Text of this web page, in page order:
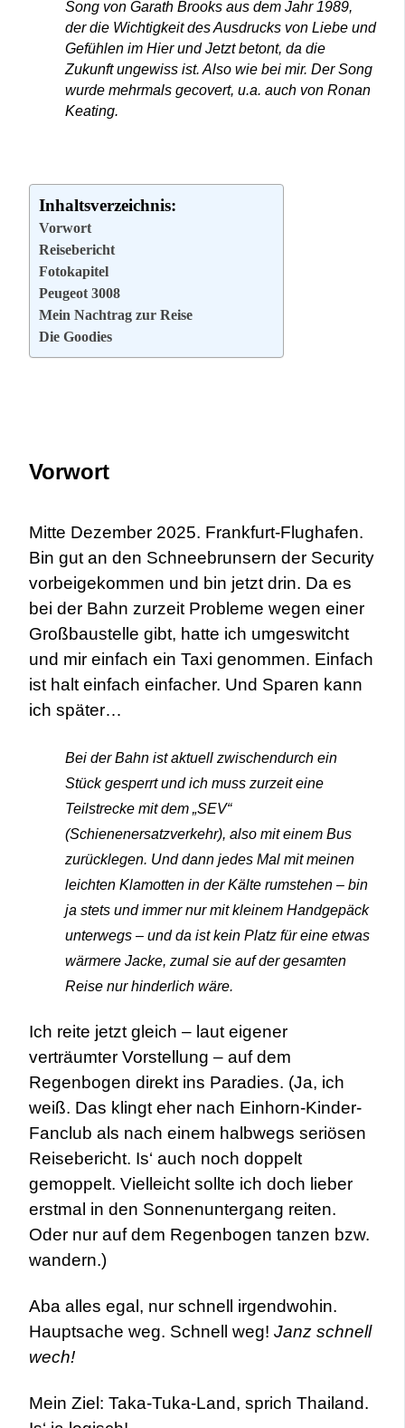
Song von Garath Brooks aus dem Jahr 1989,
der die Wichtigkeit des Ausdrucks von Liebe und
Gefühlen im Hier und Jetzt betont, da die
Zukunft ungewiss ist. Also wie bei mir. Der Song
wurde mehrmals gecovert, u.a. auch von Ronan
Keating.
Inhaltsverzeichnis:
Vorwort
Reisebericht
Fotokapitel
Peugeot 3008
Mein Nachtrag zur Reise
Die Goodies
Vorwort
Mitte Dezember 2025. Frankfurt-Flughafen.
Bin gut an den Schneebrunsern der Security
vorbeigekommen und bin jetzt drin. Da es
bei der Bahn zurzeit Probleme wegen einer
Großbaustelle gibt, hatte ich umgeswitcht
und mir einfach ein Taxi genommen. Einfach
ist halt einfach einfacher. Und Sparen kann
ich später…
Bei der Bahn ist aktuell zwischendurch ein
Stück gesperrt und ich muss zurzeit eine
Teilstrecke mit dem „SEV“
(Schienenersatzverkehr), also mit einem Bus
zurücklegen. Und dann jedes Mal mit meinen
leichten Klamotten in der Kälte rumstehen – bin
ja stets und immer nur mit kleinem Handgepäck
unterwegs – und da ist kein Platz für eine etwas
wärmere Jacke, zumal sie auf der gesamten
Reise nur hinderlich wäre.
Ich reite jetzt gleich – laut eigener
verträumter Vorstellung – auf dem
Regenbogen direkt ins Paradies. (Ja, ich
weiß. Das klingt eher nach Einhorn-Kinder-
Fanclub als nach einem halbwegs seriösen
Reisebericht. Is‘ auch noch doppelt
gemoppelt. Vielleicht sollte ich doch lieber
erstmal in den Sonnenuntergang reiten.
Oder nur auf dem Regenbogen tanzen bzw.
wandern.)
Aba alles egal, nur schnell irgendwohin.
Hauptsache weg. Schnell weg! Janz schnell
wech!
Mein Ziel: Taka-Tuka-Land, sprich Thailand.